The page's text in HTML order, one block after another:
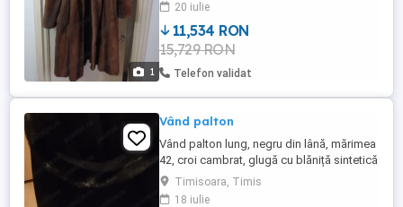
1
20 iulie
11,534 RON
15,729 RON
Telefon validat
Vând palton
Vând palton lung, negru din lână, mărimea
42, croi cambrat, glugă cu blăniță sintetică
detașabilă.
Timisoara, Timis
18 iulie